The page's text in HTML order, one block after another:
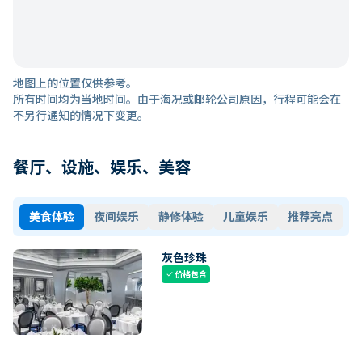
地图上的位置仅供参考。
所有时间均为当地时间。由于海况或邮轮公司原因，行程可能会在
不另行通知的情况下变更。
餐厅、设施、娱乐、美容
美食体验 夜间娱乐 静修体验 儿童娱乐 推荐亮点
灰色珍珠
check价格包含